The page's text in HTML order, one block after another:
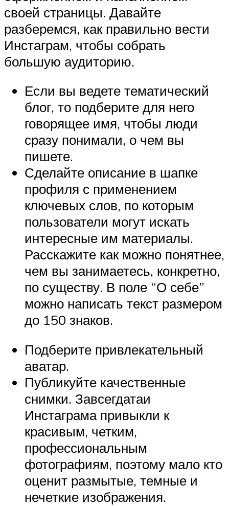
своей страницы. Давайте
разберемся, как правильно вести
Инстаграм, чтобы собрать
большую аудиторию.
Если вы ведете тематический
блог, то подберите для него
говорящее имя, чтобы люди
сразу понимали, о чем вы
пишете.
Сделайте описание в шапке
профиля с применением
ключевых слов, по которым
пользователи могут искать
интересные им материалы.
Расскажите как можно понятнее,
чем вы занимаетесь, конкретно,
по существу. В поле “О себе”
можно написать текст размером
до 150 знаков.
Подберите привлекательный
аватар.
Публикуйте качественные
снимки. Завсегдатаи
Инстаграма привыкли к
красивым, четким,
профессиональным
фотографиям, поэтому мало кто
оценит размытые, темные и
нечеткие изображения.